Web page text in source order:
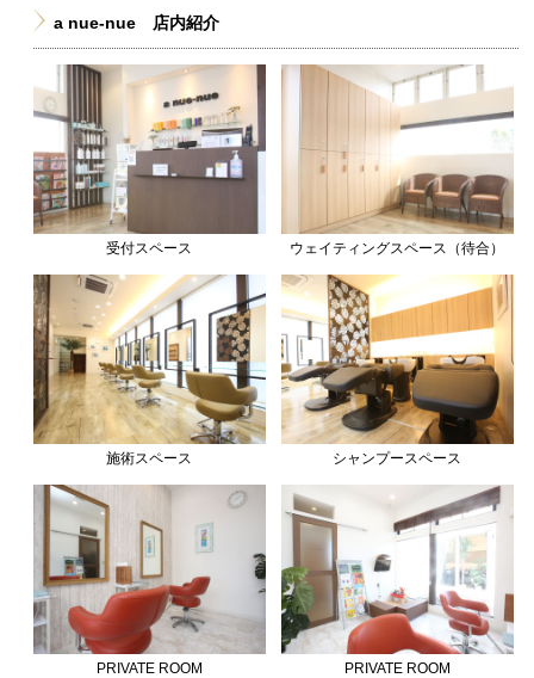
a nue-nue 店内紹介
受付スペース ウェイティングスペース（待合）
施術スペース シャンプースペース
PRIVATE ROOM PRIVATE ROOM